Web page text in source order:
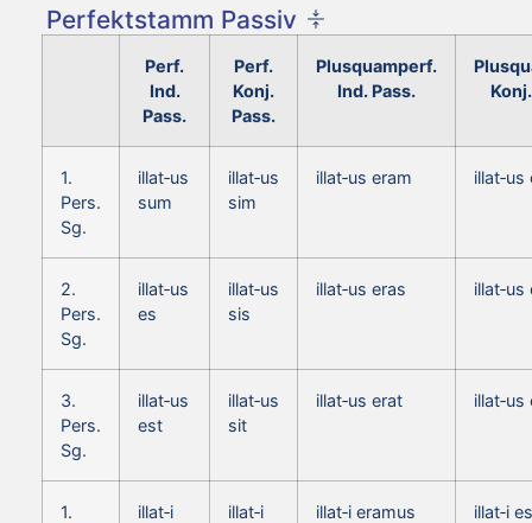
Perfektstamm Passiv
Perf.
Ind.
Pass.
Perf.
Konj.
Pass.
Plusquamperf.
Ind. Pass.
1.
Pers.
Sg.
illat‑us
sum
illat‑us
sim
illat‑us eram
2.
Pers.
Sg.
illat‑us
es
illat‑us
sis
illat‑us eras
3.
Pers.
Sg.
illat‑us
est
illat‑us
sit
illat‑us erat
1.
illat‑i
illat‑i
illat‑i eramus illat‑i